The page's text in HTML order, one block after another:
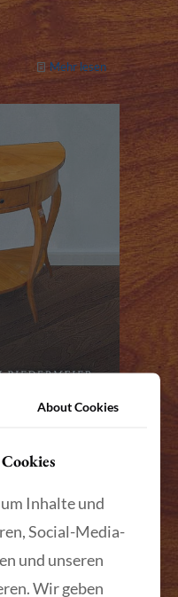
Mehr lesen
About Cookies
Inhalte und
Social-Media-
und unseren
Wir geben